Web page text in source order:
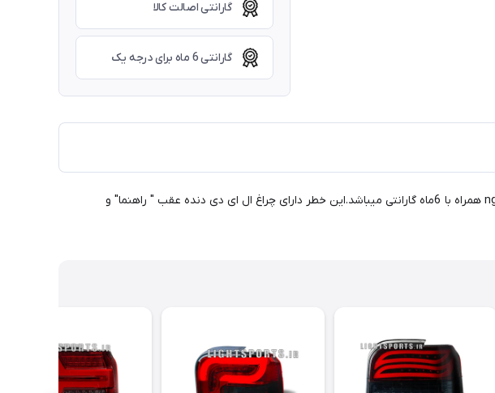
گارانتی اصالت کالا
گارانتی 6 ماه برای درجه یک
چراغ خطر اسپرت طرح لامبورگینی سه بعدی 3D مناسب برای پراید 131"صبا و معمولی ساخته شده توسط شرکت ngco همراه با 6ماه گارانتی میباشد.این خطر دارای چراغ ال ای دی دنده عقب " راهنما" و